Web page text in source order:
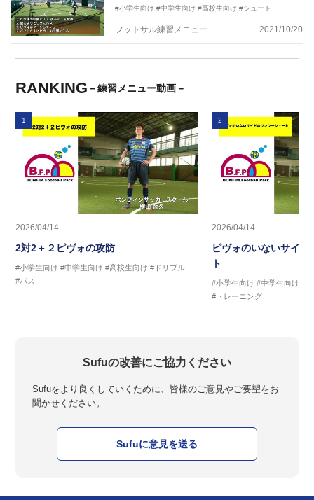
#小学生向け #中学生向け #高校生向け #シュート
フットサル練習メニュー 2021/10/20
RANKING －練習メニュー動画－
1
2026/04/14
2対2＋２ピヴォの攻防
#小学生向け #中学生向け #高校生向け #ドリブル
#パス
2
2026/04/14
ピヴォのいないサイド
ト
#小学生向け #中学生向け
#トレーニング
Sufuの改善にご協力ください
Sufuをより良くしていくために、皆様のご意見やご要望をお
聞かせください。
Sufuに意見を送る